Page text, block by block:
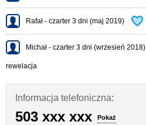
Rafał - czarter 3 dni (maj 2019)
Michał - czarter 3 dni (wrzesień 2018)
rewelacja
Informacja telefoniczna:
503 xxx xxx Pokaż